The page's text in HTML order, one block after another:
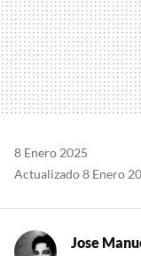
8 Enero 2025
Actualizado 8 Enero
Jose